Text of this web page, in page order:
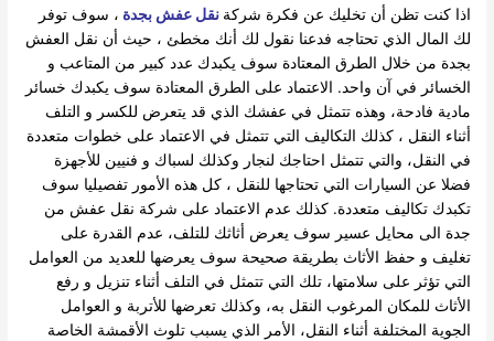
اذا كنت تظن أن تخليك عن فكرة شركة نقل عفش بجدة ، سوف توفر
لك المال الذي تحتاجه فدعنا نقول لك أنك مخطئ ، حيث أن نقل العفش
بجدة من خلال الطرق المعتادة سوف يكبدك عدد كبير من المتاعب و
الخسائر في آن واحد. الاعتماد على الطرق المعتادة سوف يكبدك خسائر
مادية فادحة، وهذه تتمثل في عفشك الذي قد يتعرض للكسر و التلف
أثناء النقل ، كذلك التكاليف التي تتمثل في الاعتماد على خطوات متعددة
في النقل، والتي تتمثل احتاجك لنجار وكذلك لسباك و فنيين للأجهزة
فضلا عن السيارات التي تحتاجها للنقل ، كل هذه الأمور تفصيليا سوف
تكبدك تكاليف متعددة. كذلك عدم الاعتماد على شركة نقل عفش من
جدة الى محايل عسير سوف يعرض أثاثك للتلف، عدم القدرة على
تغليف و حفظ الأثاث بطريقة صحيحة سوف يعرضها للعديد من العوامل
التي تؤثر على سلامتها، تلك التي تتمثل في التلف أثناء تنزيل و رفع
الأثاث للمكان المرغوب النقل به، وكذلك تعرضها للأتربة و العوامل
الجوية المختلفة أثناء النقل، الأمر الذي يسبب تلوث الأقمشة الخاصة